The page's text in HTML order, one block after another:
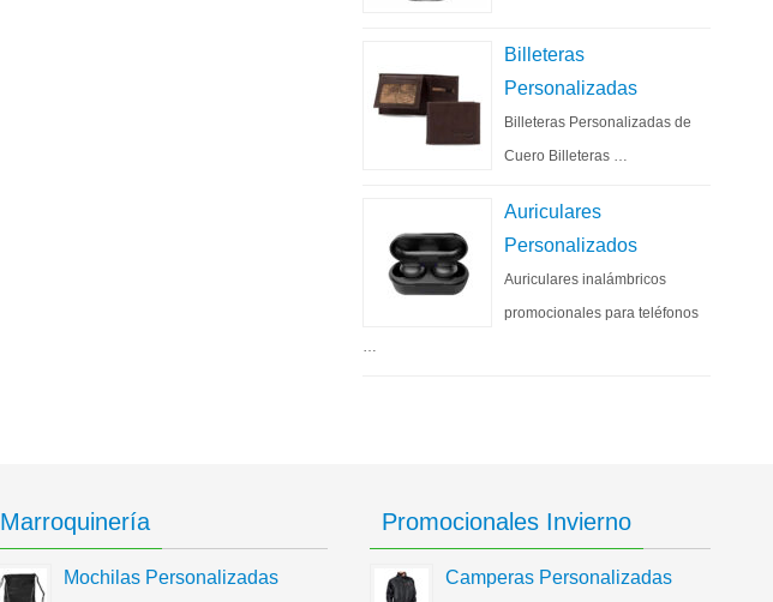
Billeteras
Personalizadas
Billeteras Personalizadas de
Cuero Billeteras …
Auriculares
Personalizados
Auriculares inalámbricos
promocionales para teléfonos
…
Marroquinería
Mochilas Personalizadas
Promocionales Invierno
Camperas Personalizadas